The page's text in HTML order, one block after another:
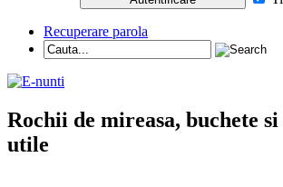
Recuperare parola
Rochii de mireasa, buchete
utile